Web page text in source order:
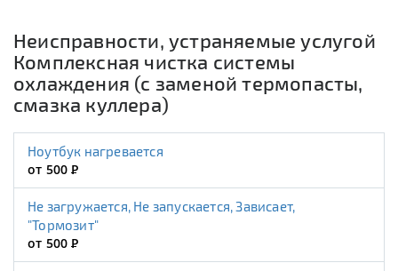
Неисправности, устраняемые услугой
Комплексная чистка системы
охлаждения (с заменой термопасты,
смазка куллера)
Ноутбук нагревается
от 500Р
Не загружается, Не запускается, Зависает,
"Тормозит"
от 500Р